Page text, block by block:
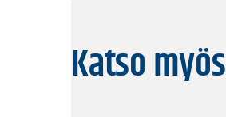
Katso myös